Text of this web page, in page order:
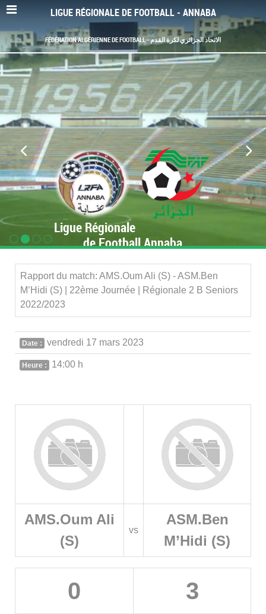
LIGUE RÉGIONALE DE FOOTBALL - ANNABA
FÉDÉRATION ALGÉRIENNE DE FOOTBALL - الاتحاد الجزائري لكرة القدم
Ligue Régionale
de Football Annaba
Rapport du match: AMS.Oum Ali (S) - ASM.Ben
M’Hidi (S) | 22ème Journée | Régionale 2 B Seniors
2022/2023
Date : vendredi 17 mars 2023
Heure : 14:00 h
AMS.Oum Ali
(S)
vs
ASM.Ben
M’Hidi (S)
0 3